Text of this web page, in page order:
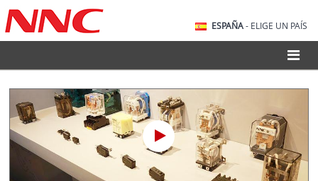
ESPAÑA- ELIGE UN PAÍS